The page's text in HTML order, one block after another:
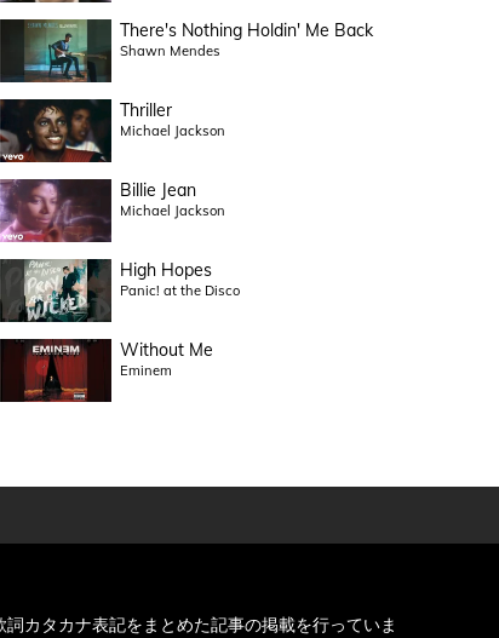
There's Nothing Holdin' Me Back
Shawn Mendes
Thriller
Michael Jackson
Billie Jean
Michael Jackson
High Hopes
Panic! at the Disco
Without Me
Eminem
カタカナ表記をまとめた記事の掲載を行っていま